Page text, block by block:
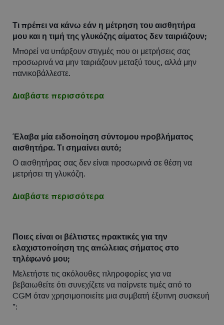
Τι πρέπει να κάνω εάν η μέτρηση του αισθητήρα
μου και η τιμή της γλυκόζης αίματος δεν ταιριάζουν;
Μπορεί να υπάρξουν στιγμές που οι μετρήσεις σας
προσωρινά να μην ταιριάζουν μεταξύ τους, αλλά μην
πανικοβάλλεστε.
Διαβάστε περισσότερα
Έλαβα μία ειδοποίηση σύντομου προβλήματος
αισθητήρα. Τι σημαίνει αυτό;
Ο αισθητήρας σας δεν είναι προσωρινά σε θέση να
μετρήσει τη γλυκόζη.
Διαβάστε περισσότερα
Ποιες είναι οι βέλτιστες πρακτικές για την
ελαχιστοποίηση της απώλειας σήματος στο
τηλέφωνό μου;
Μελετήστε τις ακόλουθες πληροφορίες για να
βεβαιωθείτε ότι συνεχίζετε να παίρνετε τιμές από το
CGM όταν χρησιμοποιείτε μια συμβατή έξυπνη συσκευή
*: